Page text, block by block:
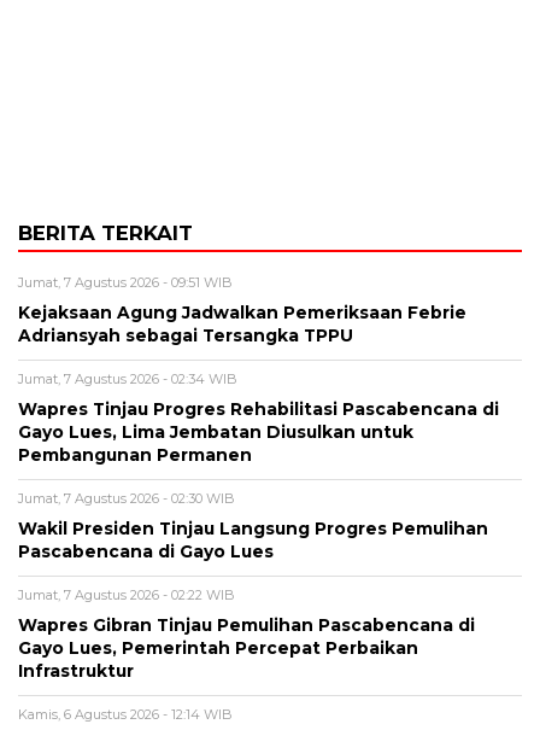
BERITA TERKAIT
Jumat, 7 Agustus 2026 - 09:51 WIB
Kejaksaan Agung Jadwalkan Pemeriksaan Febrie
Adriansyah sebagai Tersangka TPPU
Jumat, 7 Agustus 2026 - 02:34 WIB
Wapres Tinjau Progres Rehabilitasi Pascabencana di
Gayo Lues, Lima Jembatan Diusulkan untuk
Pembangunan Permanen
Jumat, 7 Agustus 2026 - 02:30 WIB
Wakil Presiden Tinjau Langsung Progres Pemulihan
Pascabencana di Gayo Lues
Jumat, 7 Agustus 2026 - 02:22 WIB
Wapres Gibran Tinjau Pemulihan Pascabencana di
Gayo Lues, Pemerintah Percepat Perbaikan
Infrastruktur
Kamis, 6 Agustus 2026 - 12:14 WIB